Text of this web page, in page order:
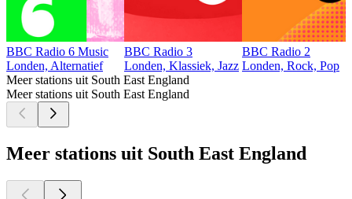
BBC Radio 6 Music
Londen, Alternatief
BBC Radio 3
Londen, Klassiek, Jazz
BBC Radio 2
Londen, Rock, Pop
Meer stations uit South East England
Meer stations uit South East England
Meer stations uit South East England